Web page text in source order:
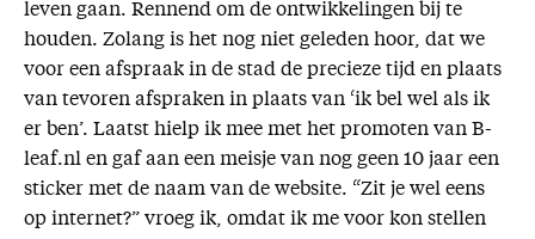
leven gaan. Rennend om de ontwikkelingen bij te
houden. Zolang is het nog niet geleden hoor, dat we
voor een afspraak in de stad de precieze tijd en plaats
van tevoren afspraken in plaats van ‘ik bel wel als ik
er ben’. Laatst hielp ik mee met het promoten van B-
leaf.nl en gaf aan een meisje van nog geen 10 jaar een
sticker met de naam van de website. “Zit je wel eens
op internet?” vroeg ik, omdat ik me voor kon stellen